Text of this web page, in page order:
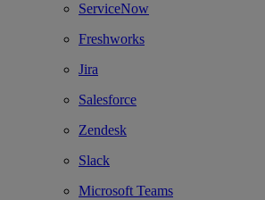
ServiceNow
Freshworks
Jira
Salesforce
Zendesk
Slack
Microsoft Teams